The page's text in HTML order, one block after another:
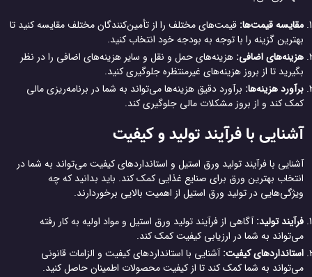
مقایسه قیمت‌ها: قیمت‌های مختلف را از تأمین‌کنندگان مختلف مقایسه کنید تا
بهترین گزینه را با توجه به بودجه خود انتخاب کنید.
هزینه‌های اضافی: هزینه‌های حمل و نقل و سایر هزینه‌های اضافی را در نظر
بگیرید تا از بروز هزینه‌های غیرمنتظره جلوگیری کنید.
برآورد هزینه‌ها: برآورد دقیق هزینه‌ها می‌تواند به شما در برنامه‌ریزی مالی
کمک کند و از بروز مشکلات مالی جلوگیری کند.
آشنایی با فرآیند تولید و کیفیت
آشنایی با فرآیند تولید ورق استیل و استانداردهای کیفیت می‌تواند به شما در
انتخاب بهترین ورق برای صنایع غذایی کمک کند. باید بدانید که چه
ویژگی‌هایی در تولید ورق استیل از اهمیت بالایی برخوردارند.
فرآیند تولید:آگاهی از فرآیند تولید ورق استیل و مواد اولیه به کار رفته
می‌تواند به شما در ارزیابی کیفیت کمک کند.
استانداردهای کیفیت:آشنایی با استانداردهای کیفیت و الزامات قانونی
می‌تواند به شما کمک کند تا از کیفیت محصولات اطمینان حاصل کنید.